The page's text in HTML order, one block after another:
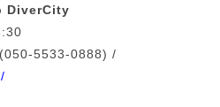
DiverCity
5533-0888) /